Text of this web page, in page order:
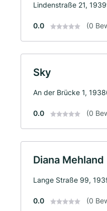
Lindenstraße 21,
0.0 (0
Sky
An der Brücke 1,
0.0 (0
Diana Mehland
Lange Straße 99,
0.0 (0